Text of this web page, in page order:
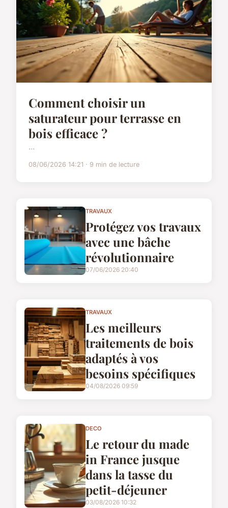
Comment choisir un
saturateur pour terrasse en
bois efficace ?
...
08/06/2026 14:21 · 9 min de lecture
TRAVAUX
Protégez vos travaux
avec une bâche
révolutionnaire
07/06/2026 20:40
TRAVAUX
Les meilleurs
traitements de bois
adaptés à vos
besoins spécifiques
04/08/2026 09:59
DECO
Le retour du made
in France jusque
dans la tasse du
petit-déjeuner
03/08/2026 10:32